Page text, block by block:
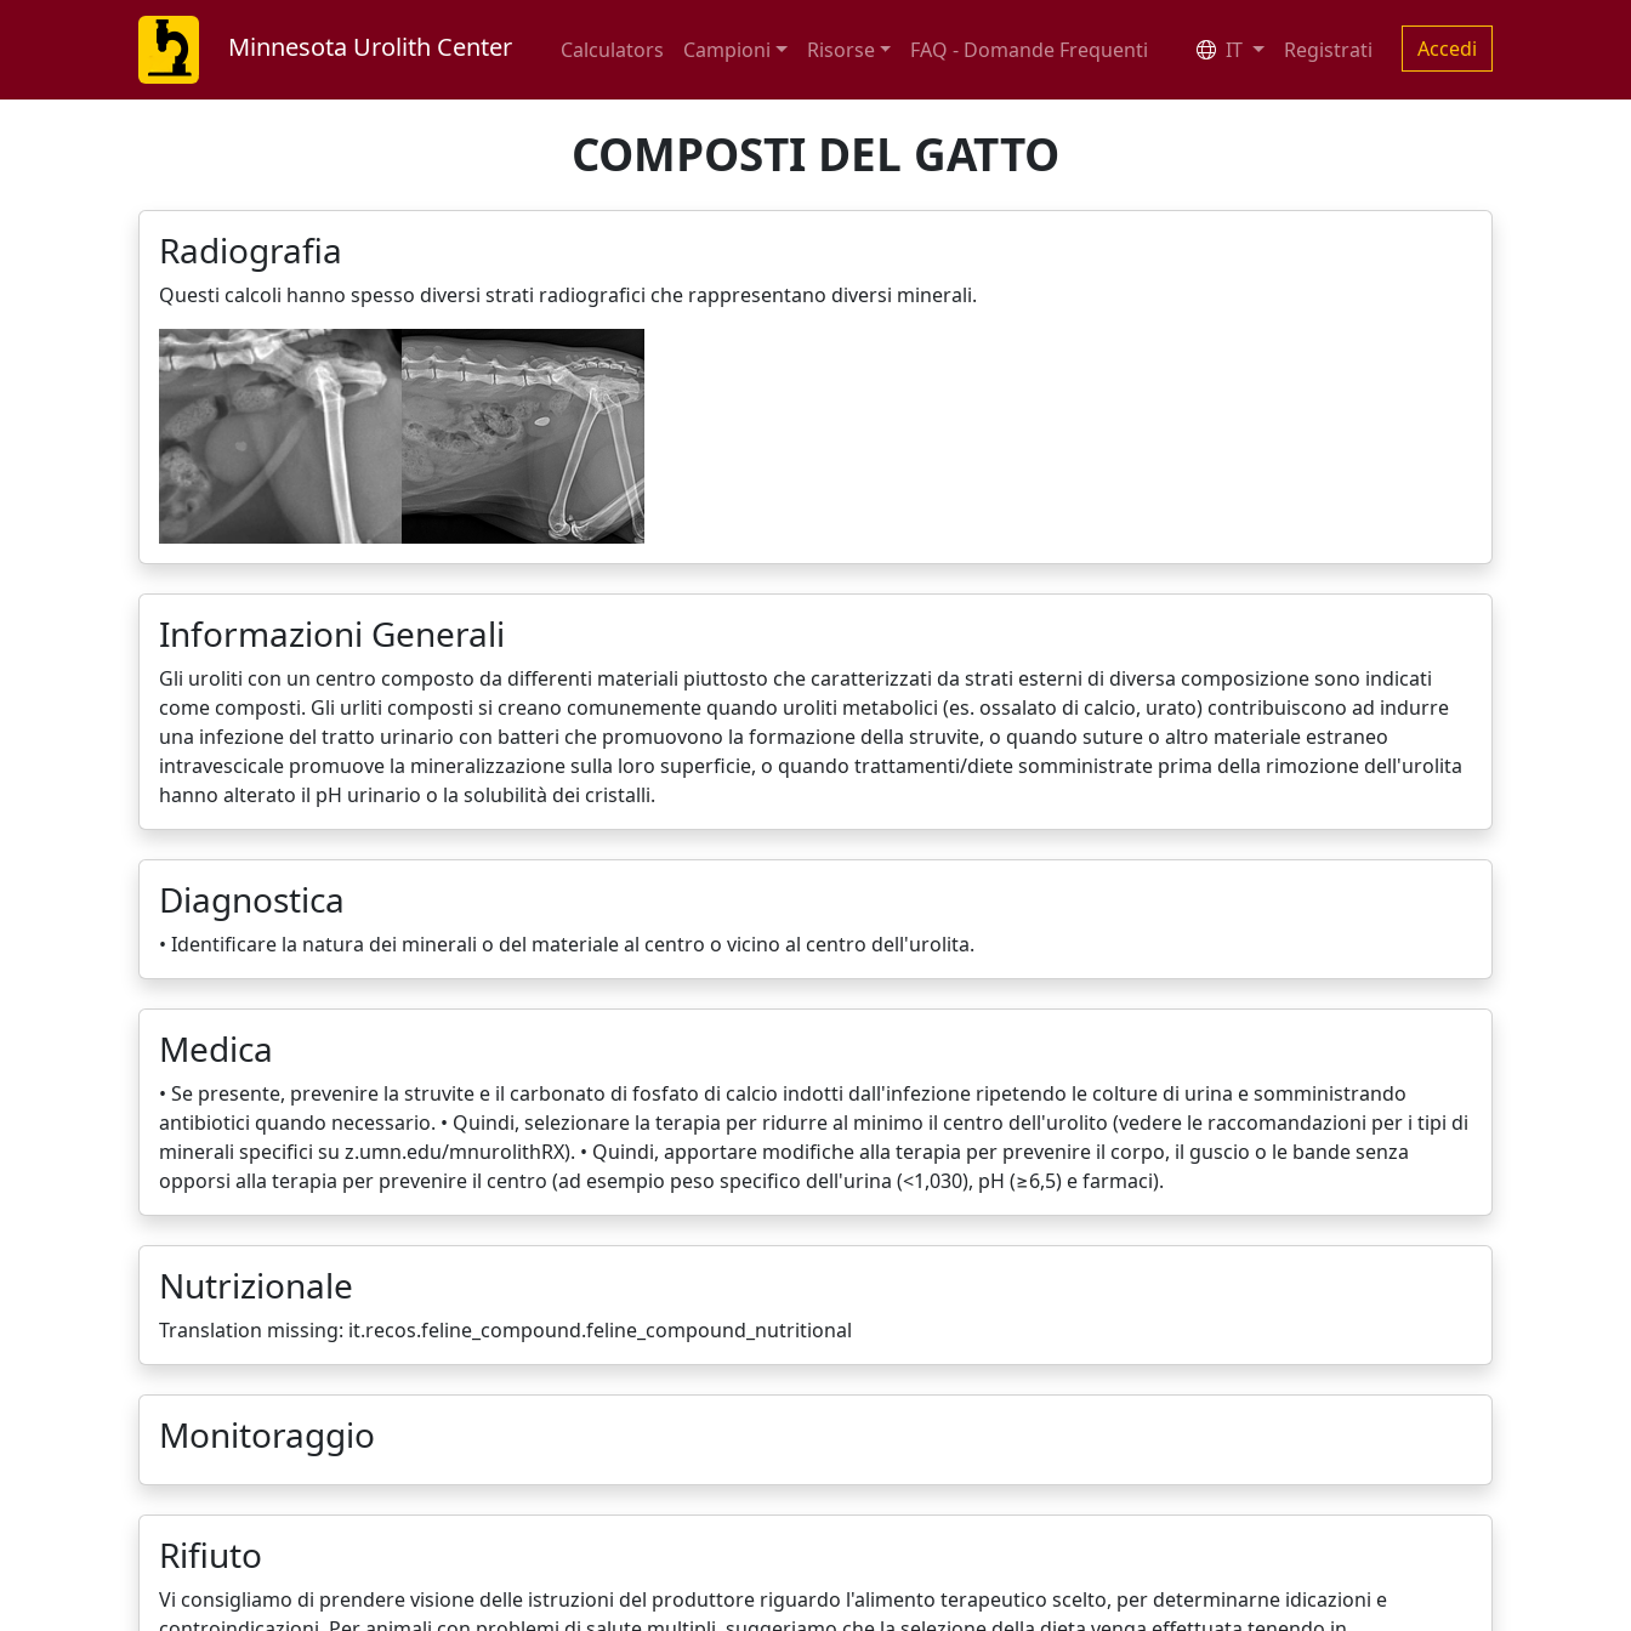
Minnesota Urolith Center Calculators Campioni Risorse FAQ - Domande Frequenti IT Registrati Accedi
COMPOSTI DEL GATTO
Radiografia
Questi calcoli hanno spesso diversi strati radiografici che rappresentano diversi minerali.
Informazioni Generali
Gli uroliti con un centro composto da differenti materiali piuttosto che caratterizzati da strati esterni di diversa composizione sono indicati
come composti. Gli urliti composti si creano comunemente quando uroliti metabolici (es. ossalato di calcio, urato) contribuiscono ad indurre
una infezione del tratto urinario con batteri che promuovono la formazione della struvite, o quando suture o altro materiale estraneo
intravescicale promuove la mineralizzazione sulla loro superficie, o quando trattamenti/diete somministrate prima della rimozione dell'urolita
hanno alterato il pH urinario o la solubilità dei cristalli.
Diagnostica
• Identificare la natura dei minerali o del materiale al centro o vicino al centro dell'urolita.
Medica
• Se presente, prevenire la struvite e il carbonato di fosfato di calcio indotti dall'infezione ripetendo le colture di urina e somministrando
antibiotici quando necessario. • Quindi, selezionare la terapia per ridurre al minimo il centro dell'urolito (vedere le raccomandazioni per i tipi di
minerali specifici su z.umn.edu/mnurolithRX). • Quindi, apportare modifiche alla terapia per prevenire il corpo, il guscio o le bande senza
opporsi alla terapia per prevenire il centro (ad esempio peso specifico dell'urina (<1,030), pH (≥6,5) e farmaci).
Nutrizionale
Translation missing: it.recos.feline_compound.feline_compound_nutritional
Monitoraggio
Rifiuto
Vi consigliamo di prendere visione delle istruzioni del produttore riguardo l'alimento terapeutico scelto, per determinarne idicazioni e